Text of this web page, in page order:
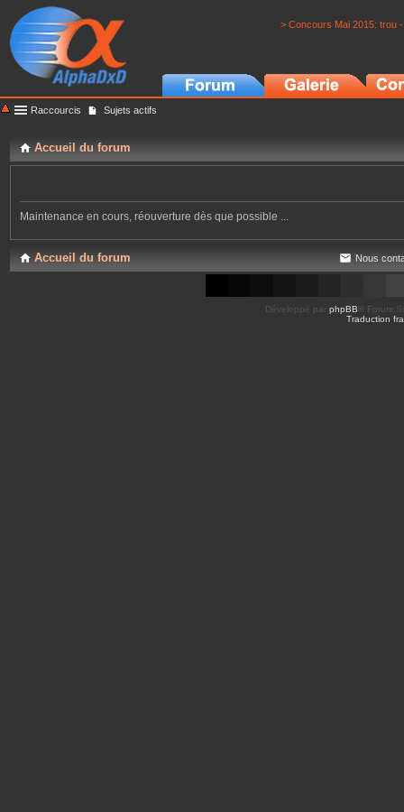
> Concours Mai 2015: trou
Raccourcis Sujets actifs
Accueil du forum
Maintenance en cours, réouverture dès que possible ...
Accueil du forum Nous
Développé par phpBB ® Forum
Traduction